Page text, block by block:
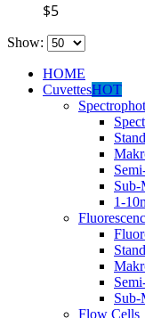
$5
Show:
HOME
CuvettesHOT
1-
Flow Cells